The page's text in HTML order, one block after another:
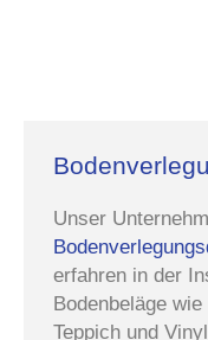
Unser
erfahren in der
Bodenbeläge
Teppich und